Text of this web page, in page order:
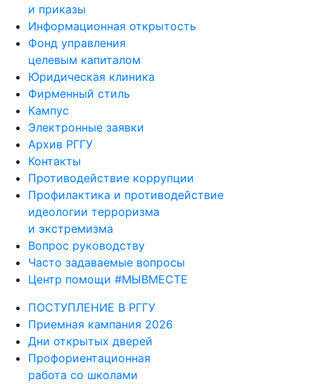
и приказы
Информационная открытость
Фонд управления
целевым капиталом
Юридическая клиника
Фирменный стиль
Кампус
Электронные заявки
Архив РГГУ
Контакты
Противодействие коррупции
Профилактика и противодействие
идеологии терроризма
и экстремизма
Вопрос руководству
Часто задаваемые вопросы
Центр помощи #МЫВМЕСТЕ
ПОСТУПЛЕНИЕ В РГГУ
Приемная кампания 2026
Дни открытых дверей
Профориентационная
работа со школами